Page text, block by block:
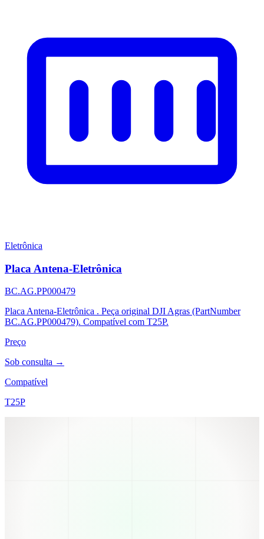
Eletrônica
Placa Antena-Eletrônica
BC.AG.PP000479
Placa Antena-Eletrônica . Peça original DJI Agras (PartNumber
BC.AG.PP000479). Compatível com T25P.
Preço
Sob consulta →
Compatível
T25P